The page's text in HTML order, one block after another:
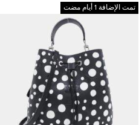
تمت الإضافة 1 أيام مضت